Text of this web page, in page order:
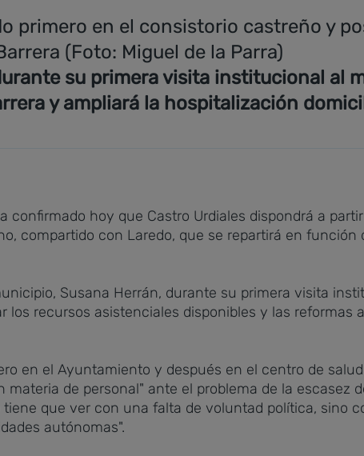
primero en el consistorio castreño y
(Foto: Miguel de la Parra)
su primera visita institucional al
y ampliará la hospitalización
confirmado hoy que Castro Urdiales dispondrá a
compartido con Laredo, que se repartirá en
Susana Herrán, durante su primera visita
los recursos asistenciales disponibles y las
en el Ayuntamiento y después en el centro de
de personal" ante el problema de la escasez
que ver con una falta de voluntad política, sino
autónomas".